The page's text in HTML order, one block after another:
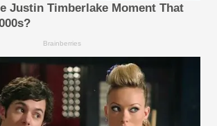
Justin Timberlake Moment That
Brainberries